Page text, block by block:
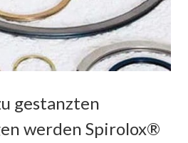
gestanzten
werden Spirolox®